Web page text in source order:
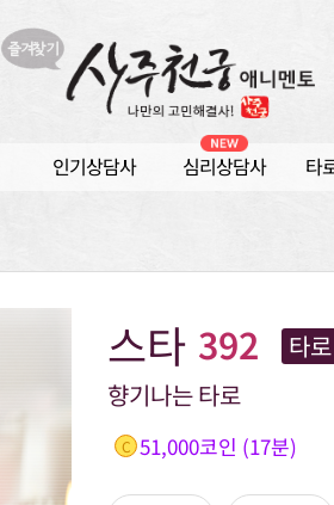
인기상담사 심리상담사 타
스타 392
타로
향기나는 타로
C 51,000코인 (17분)